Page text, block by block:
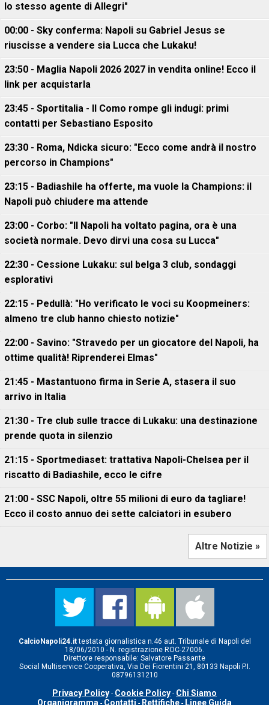
lo stesso agente di Allegri"
00:00 - Sky conferma: Napoli su Gabriel Jesus se
riuscisse a vendere sia Lucca che Lukaku!
23:50 - Maglia Napoli 2026 2027 in vendita online! Ecco il
link per acquistarla
23:45 - Sportitalia - Il Como rompe gli indugi: primi
contatti per Sebastiano Esposito
23:30 - Roma, Ndicka sicuro: "Ecco come andrà il nostro
percorso in Champions"
23:15 - Badiashile ha offerte, ma vuole la Champions: il
Napoli può chiudere ma attende
23:00 - Corbo: "Il Napoli ha voltato pagina, ora è una
società normale. Devo dirvi una cosa su Lucca"
22:30 - Cessione Lukaku: sul belga 3 club, sondaggi
esplorativi
22:15 - Pedullà: "Ho verificato le voci su Koopmeiners:
almeno tre club hanno chiesto notizie"
22:00 - Savino: "Stravedo per un giocatore del Napoli, ha
ottime qualità! Riprenderei Elmas"
21:45 - Mastantuono firma in Serie A, stasera il suo
arrivo in Italia
21:30 - Tre club sulle tracce di Lukaku: una destinazione
prende quota in silenzio
21:15 - Sportmediaset: trattativa Napoli-Chelsea per il
riscatto di Badiashile, ecco le cifre
21:00 - SSC Napoli, oltre 55 milioni di euro da tagliare!
Ecco il costo annuo dei sette calciatori in esubero
Altre Notizie »
CalcioNapoli24.ittestata giornalistica n.46 aut. Tribunale di Napoli del
18/06/2010 - N. registrazione ROC-27006.
Direttore responsabile: Salvatore Passante
Social Multiservice Cooperativa, Via Dei Fiorentini 21, 80133 Napoli P.I.
08796131210
Privacy Policy - Cookie Policy - Chi Siamo
Organigramma - Contatti - Rettifiche - Linee Guida